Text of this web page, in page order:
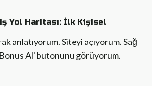
Yol Haritası: İlk Kişisel
anlatıyorum. Siteyi açıyorum. Sağ
Al' butonunu görüyorum.